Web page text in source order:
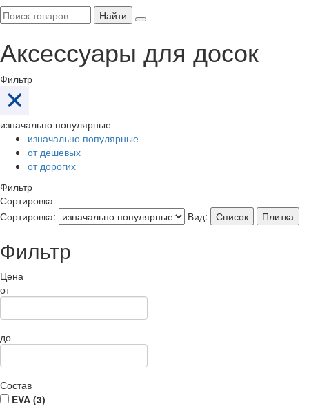
Найти
Аксессуары для досок
Фильтр
изначально популярные
изначально популярные
от дешевых
от дорогих
Фильтр
Сортировка
Сортировка:
Вид: Список Плитка
Фильтр
Цена
от
до
Состав
EVA (3)